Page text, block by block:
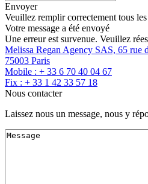
Envoyer
Veuillez remplir correctement tous les
Votre message a été envoyé
Une erreur est survenue. Veuillez
Melissa Regan Agency SAS, 65 rue
75003 Paris
Mobile : + 33 6 70 40 04 67
Fix : + 33 1 42 33 57 18
Nous contacter
Laissez nous un message, nous y